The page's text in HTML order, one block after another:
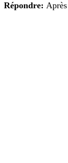
Répondre: